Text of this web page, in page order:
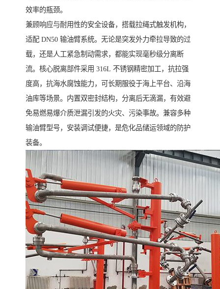
效率的瓶颈。
兼顾响应与耐用性的安全设备，搭载拉绳式触发机构，
适配 DN50 输油臂系统。无论是突发外力牵拉导致的过
载，还是人工紧急制动需求，都能实现毫秒级分离断
流。核心脱离部件采用 316L 不锈钢精密加工，抗拉强
度高，抗海水腐蚀能力，可长期服役于海上平台、沿海
油库等场景。内置双密封结构，分离后无滴漏，有效避
免易燃易爆介质泄漏引发的火灾、污染事故。兼容多种
输油臂型号，安装调试便捷，是危化品储运领域的防护
装备。